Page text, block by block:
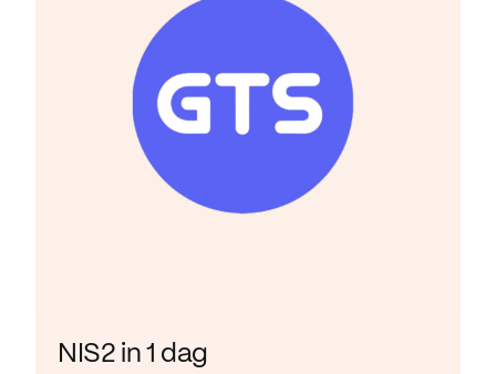
NIS2 in 1 dag